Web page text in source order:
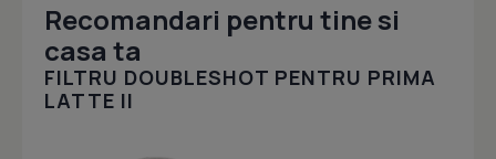
Recomandari pentru tine si
casa ta
FILTRU DOUBLESHOT PENTRU PRIMA
LATTE II